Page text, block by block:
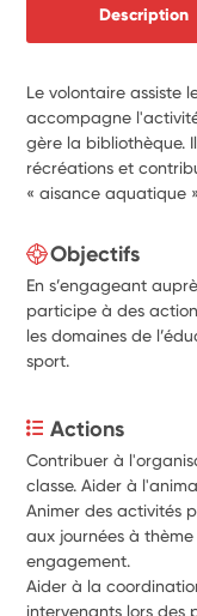
Description
Le volontaire assiste
accompagne
gère la bibliothèque.
récréations et
« aisance aquatique
Objectifs
En s’engageant
participe à des
les domaines de
sport.
Actions
Contribuer à
classe. Aider à
Animer des activités
aux journées à
engagement.
Aider à la